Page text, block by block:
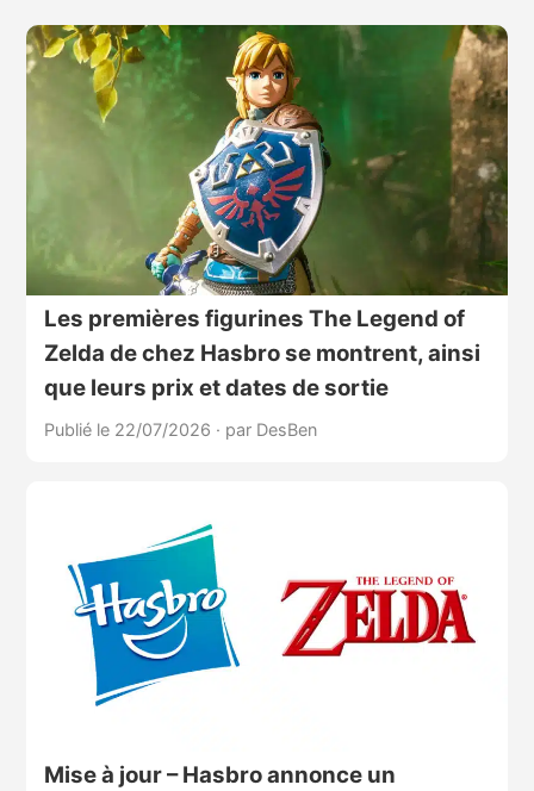
Les premières figurines The Legend of
Zelda de chez Hasbro se montrent, ainsi
que leurs prix et dates de sortie
Publié le 22/07/2026 · par DesBen
Mise à jour – Hasbro annonce un